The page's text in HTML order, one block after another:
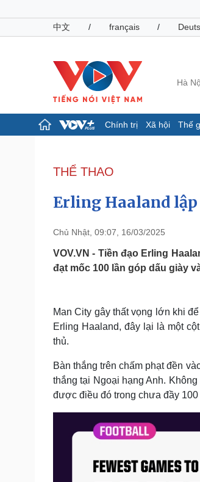
中文
/ français /
Hà
Chính trị Xã hội Thế
Đảng
Tổ chức nhân sự
Nhận diện sự thật
Dấu
Pháp luật
Vụ án
Quân
Vũ
Sức khỏe
Cây thuốc
Sản phụ khoa
Nhi khoa
Làm đẹp - giảm cân
Phòng mạch online
Blog
Tình
THỂ THAO
Erling Haaland
Chủ Nhật, 09:07, 16/03/2025
VOV.VN - Tiền đạo Erling
đạt mốc 100 lần góp dấu giày
Man City gây thất vọng lớn khi
Erling Haaland, đây lại là một
thủ.
Bàn thắng trên chấm phạt đền
thắng tại Ngoại hạng Anh.
được điều đó trong chưa đầy 100